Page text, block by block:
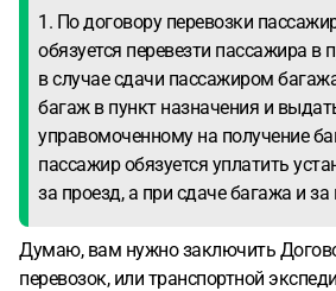
1. По договору перевозки
обязуется перевезти пассажира в
в случае сдачи пассажиром
багаж в пункт назначения и
управомоченному на получение
пассажир обязуется уплатить
за проезд, а при сдаче багажа и
Думаю, вам нужно заключить
перевозок, или транспортной